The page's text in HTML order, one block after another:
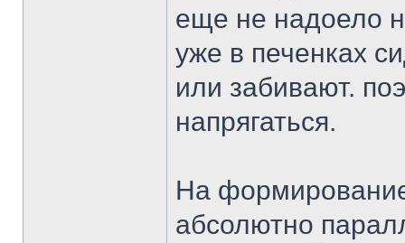
еще не надоело
уже в печенках
или забивают.
напрягаться.
На
абсолютно